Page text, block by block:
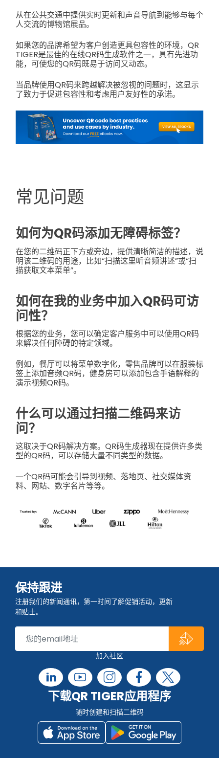
从在公共交通中提供实时更新和声音导航到能够与每个
人交流的博物馆展品。
如果您的品牌希望为客户创造更具包容性的环境，QR
TIGER是最佳的在线QR码生成软件之一，具有先进功
能，可使您的QR码既易于访问又动态。
当品牌使用QR码来跨越解决被忽视的问题时，这显示
了致力于促进包容性和考虑用户友好性的承诺。
常见问题
如何为QR码添加无障碍标签？
在您的二维码正下方或旁边，提供清晰简洁的描述，说
明该二维码的用途，比如“扫描这里听音频讲述”或“扫
描获取文本菜单”。
如何在我的业务中加入QR码可访
问性？
根据您的业务，您可以确定客户服务中可以使用QR码
来解决任何障碍的特定领域。
例如，餐厅可以将菜单数字化，零售品牌可以在服装标
签上添加音频QR码，健身房可以添加包含手语解释的
演示视频QR码。
什么可以通过扫描二维码来访
问？
这取决于QR码解决方案。QR码生成器现在提供许多类
型的QR码，可以存储大量不同类型的数据。
一个QR码可能会引导到视频、落地页、社交媒体资
料、网站、数字名片等等。
保持跟进
注册我们的新闻通讯，第一时间了解促销活动，更新
和贴士。
加入社区
下载QR TIGER应用程序
随时创建和扫描二维码